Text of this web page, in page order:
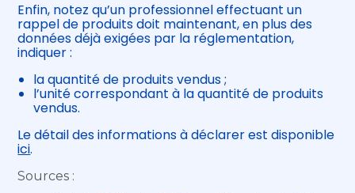
Enfin, notez qu’un professionnel effectuant un
rappel de produits doit maintenant, en plus des
données déjà exigées par la réglementation,
indiquer :
la quantité de produits vendus ;
l’unité correspondant à la quantité de produits
vendus.
Le détail des informations à déclarer est disponible
ici.
Sources :